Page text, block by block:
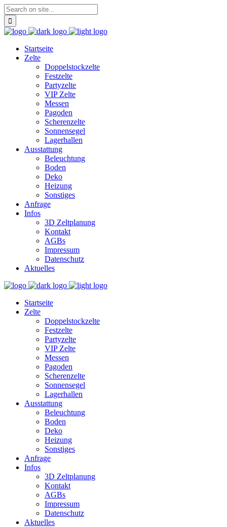
Startseite
Zelte
Doppelstockzelte
Festzelte
Partyzelte
VIP Zelte
Messen
Pagoden
Scherenzelte
Sonnensegel
Lagerhallen
Ausstattung
Beleuchtung
Boden
Deko
Heizung
Sonstiges
Anfrage
Infos
3D Zeltplanung
Kontakt
AGBs
Impressum
Datenschutz
Aktuelles
Startseite
Zelte
Doppelstockzelte
Festzelte
Partyzelte
VIP Zelte
Messen
Pagoden
Scherenzelte
Sonnensegel
Lagerhallen
Ausstattung
Beleuchtung
Boden
Deko
Heizung
Sonstiges
Anfrage
Infos
3D Zeltplanung
Kontakt
AGBs
Impressum
Datenschutz
Aktuelles